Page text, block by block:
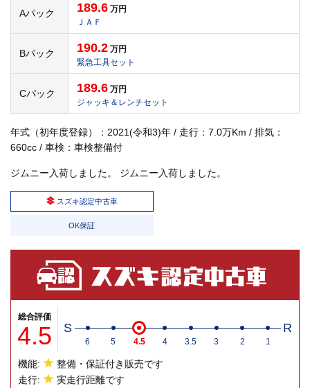
Aパック 189.6 万円
ＪＡＦ
Bパック 190.2 万円
緊急工具セット
Cパック 189.6 万円
ジャッキ＆レンチセット
年式（初年度登録）：2021(令和3)年 / 走行：7.0万Km / 排気：
660cc / 車検：車検整備付
ジムニー入荷しました。 ジムニー入荷しました。
スズキ認定中古車
OK保証
総合評価
4.5 S R
6 5 4.5 4 3.5 3 2 1
機能:
整備・保証付き販売です
走行:
実走行距離です